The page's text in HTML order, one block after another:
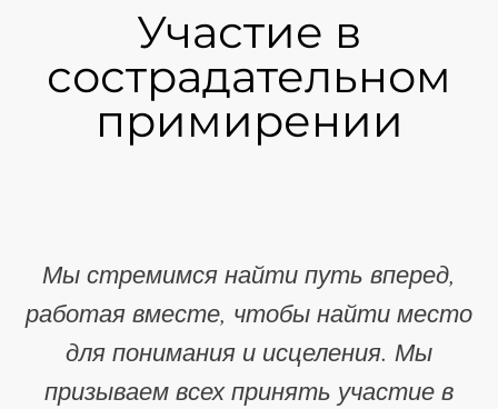
Участие в
сострадательном
примирении
Мы стремимся найти путь вперед,
работая вместе, чтобы найти место
для понимания и исцеления. Мы
призываем всех принять участие в